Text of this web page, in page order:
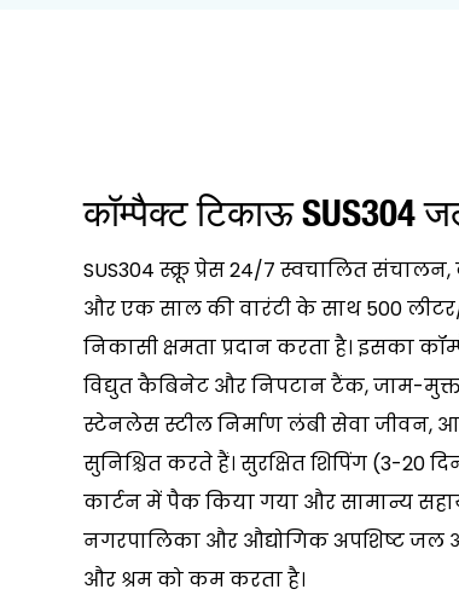
कॉम्पैक्ट टिकाऊ SUS304
SUS304 स्क्रू प्रेस 24/7 स्वचालित
और एक साल की वारंटी के साथ 500
निकासी क्षमता प्रदान करता है। इसका
विद्युत कैबिनेट और निपटान टैंक, जाम-
स्टेनलेस स्टील निर्माण लंबी सेवा जीवन,
सुनिश्चित करते हैं। सुरक्षित शिपिंग (3-20
कार्टन में पैक किया गया और सामान्य
नगरपालिका और औद्योगिक अपशिष्ट
और श्रम को कम करता है।